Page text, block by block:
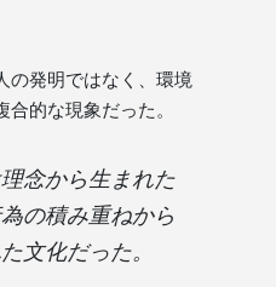
の発明ではなく、環境
的な現象だった。
念から生まれた
の積み重ねから
文化だった。